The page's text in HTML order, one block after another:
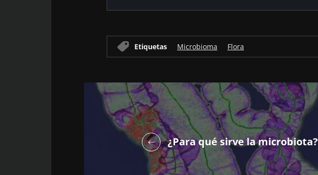
Etiquetas Microbioma Flora
¿Para qué sirve la microbiota?